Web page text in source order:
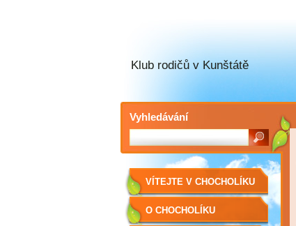
Klub rodičů v Kunštátě
VÍTEJTE V CHOCHOLÍKU
O CHOCHOLÍKU
Vyhledávání